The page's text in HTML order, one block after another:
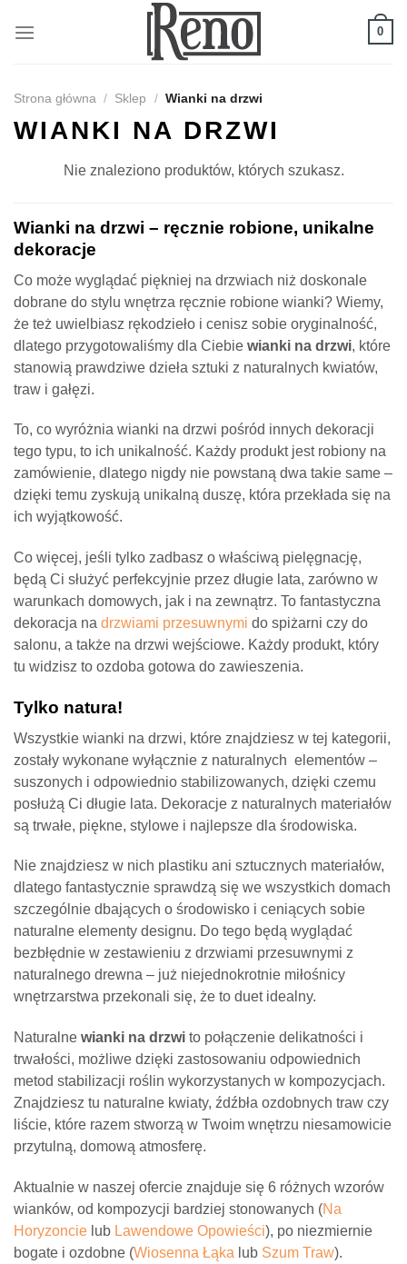
0
Strona główna / Sklep / Wianki na drzwi
WIANKI NA DRZWI
Nie znaleziono produktów, których szukasz.
Wianki na drzwi – ręcznie robione, unikalne
dekoracje
Co może wyglądać piękniej na drzwiach niż doskonale
dobrane do stylu wnętrza ręcznie robione wianki? Wiemy,
że też uwielbiasz rękodzieło i cenisz sobie oryginalność,
dlatego przygotowaliśmy dla Ciebie wianki na drzwi, które
stanowią prawdziwe dzieła sztuki z naturalnych kwiatów,
traw i gałęzi.
To, co wyróżnia wianki na drzwi pośród innych dekoracji
tego typu, to ich unikalność. Każdy produkt jest robiony na
zamówienie, dlatego nigdy nie powstaną dwa takie same –
dzięki temu zyskują unikalną duszę, która przekłada się na
ich wyjątkowość.
Co więcej, jeśli tylko zadbasz o właściwą pielęgnację,
będą Ci służyć perfekcyjnie przez długie lata, zarówno w
warunkach domowych, jak i na zewnątrz. To fantastyczna
dekoracja na drzwiami przesuwnymi do spiżarni czy do
salonu, a także na drzwi wejściowe. Każdy produkt, który
tu widzisz to ozdoba gotowa do zawieszenia.
Tylko natura!
Wszystkie wianki na drzwi, które znajdziesz w tej kategorii,
zostały wykonane wyłącznie z naturalnych elementów –
suszonych i odpowiednio stabilizowanych, dzięki czemu
posłużą Ci długie lata. Dekoracje z naturalnych materiałów
są trwałe, piękne, stylowe i najlepsze dla środowiska.
Nie znajdziesz w nich plastiku ani sztucznych materiałów,
dlatego fantastycznie sprawdzą się we wszystkich domach
szczególnie dbających o środowisko i ceniących sobie
naturalne elementy designu. Do tego będą wyglądać
bezbłędnie w zestawieniu z drzwiami przesuwnymi z
naturalnego drewna – już niejednokrotnie miłośnicy
wnętrzarstwa przekonali się, że to duet idealny.
Naturalne wianki na drzwi to połączenie delikatności i
trwałości, możliwe dzięki zastosowaniu odpowiednich
metod stabilizacji roślin wykorzystanych w kompozycjach.
Znajdziesz tu naturalne kwiaty, źdźbła ozdobnych traw czy
liście, które razem stworzą w Twoim wnętrzu niesamowicie
przytulną, domową atmosferę.
Aktualnie w naszej ofercie znajduje się 6 różnych wzorów
wianków, od kompozycji bardziej stonowanych (Na
Horyzoncie lub Lawendowe Opowieści), po niezmiernie
bogate i ozdobne (Wiosenna Łąka lub Szum Traw).